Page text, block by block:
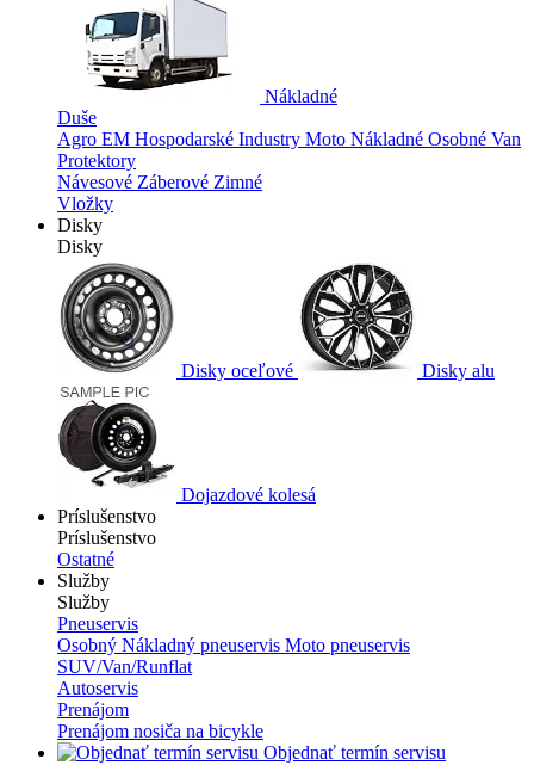
Nákladné
Duše
Agro EM Hospodarské Industry Moto Nákladné Osobné Van
Protektory
Návesové Záberové Zimné
Vložky
Disky
Disky
Disky oceľové Disky alu
Dojazdové kolesá
Príslušenstvo
Príslušenstvo
Ostatné
Služby
Služby
Pneuservis
Osobný Nákladný pneuservis Moto pneuservis
SUV/Van/Runflat
Autoservis
Prenájom
Prenájom nosiča na bicykle
Objednať termín servisu